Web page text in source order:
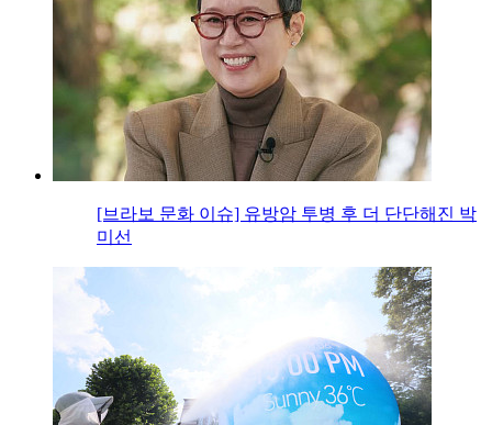
[브라보 문화 이슈] 유방암 투병 후 더 단단해진 박
미선